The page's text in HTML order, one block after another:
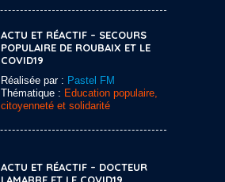
ACTU ET RÉACTIF – SECOURS
POPULAIRE DE ROUBAIX ET LE
COVID19
Réalisée par : Pastel FM
Thématique : Education populaire,
citoyenneté et solidarité
ACTU ET RÉACTIF – DOCTEUR